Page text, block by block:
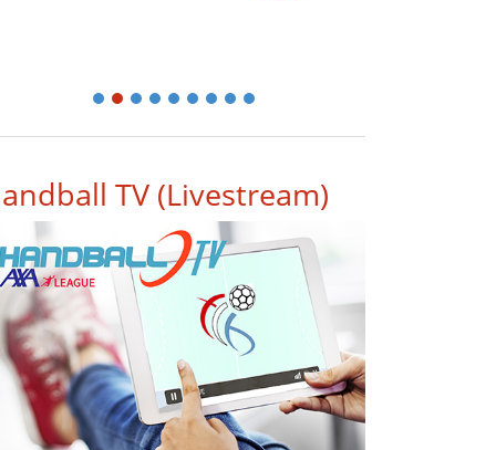
1 2 3 4 5 6 7 8 9
TV (Livestream)